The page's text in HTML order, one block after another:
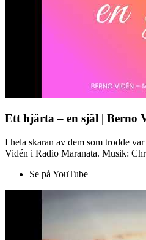
Ett hjärta – en själ | Berno
I hela skaran av dem som trodde
Vidén i Radio Maranata. Musik:
Se på YouTube